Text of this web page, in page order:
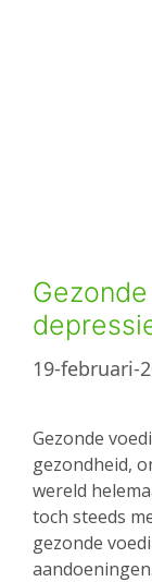
19-februari-
Gezonde
gezondheid,
wereld
toch steeds
gezonde